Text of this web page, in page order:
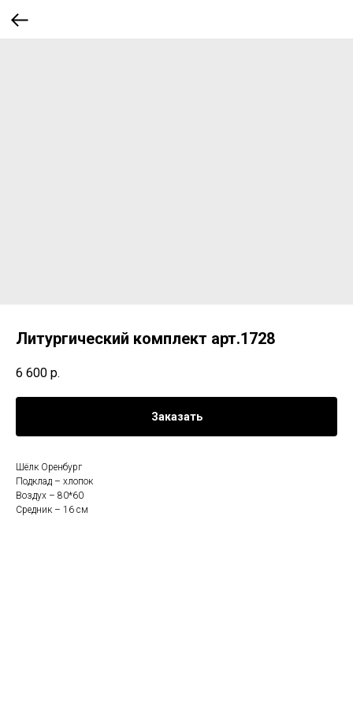
Литургический комплект арт.1728
6 600 р.
Заказать
Шёлк Оренбург
Подклад – хлопок
Воздух – 80*60
Средник – 16 см